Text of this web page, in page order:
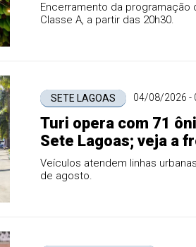
Encerramento da programação
Classe A, a partir das 20h30.
SETE LAGOAS 04/08/2026 -
Turi opera com 71
Sete Lagoas; veja a
Veículos atendem linhas
de agosto.